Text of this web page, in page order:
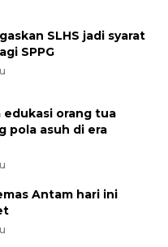
SLHS jadi syarat
SPPG
edukasi orang tua
pola asuh di era
Antam hari ini